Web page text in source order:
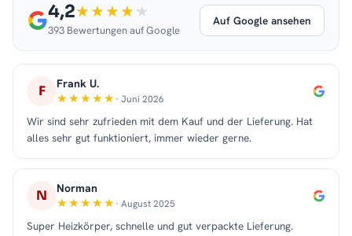
4,2
393 Bewertungen auf Google
Auf Google ansehen
F Frank U.
· Juni 2026
Wir sind sehr zufrieden mit dem Kauf und der Lieferung. Hat
alles sehr gut funktioniert, immer wieder gerne.
N Norman
· August 2025
Super Heizkörper, schnelle und gut verpackte Lieferung.